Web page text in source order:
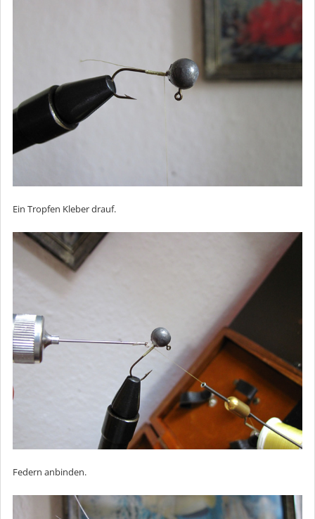
Ein Tropfen Kleber drauf.
Federn anbinden.